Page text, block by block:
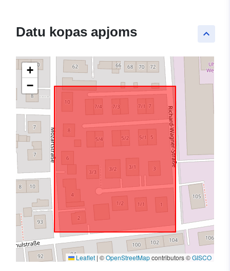
keyboard_arrow_up
Datu kopas apjoms
+
−
Leaflet | ©OpenStreetMapcontributors ©GISCO